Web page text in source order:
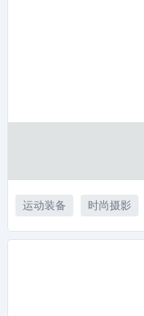
运动装备 时尚摄影